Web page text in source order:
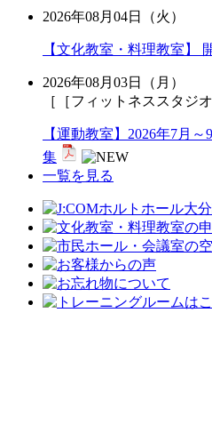
2026年08月04日（火）
【文化教室・料理教室】
2026年08月03日（月）
［［フィットネススタジ
【運動教室】2026年7月
集
一覧を見る